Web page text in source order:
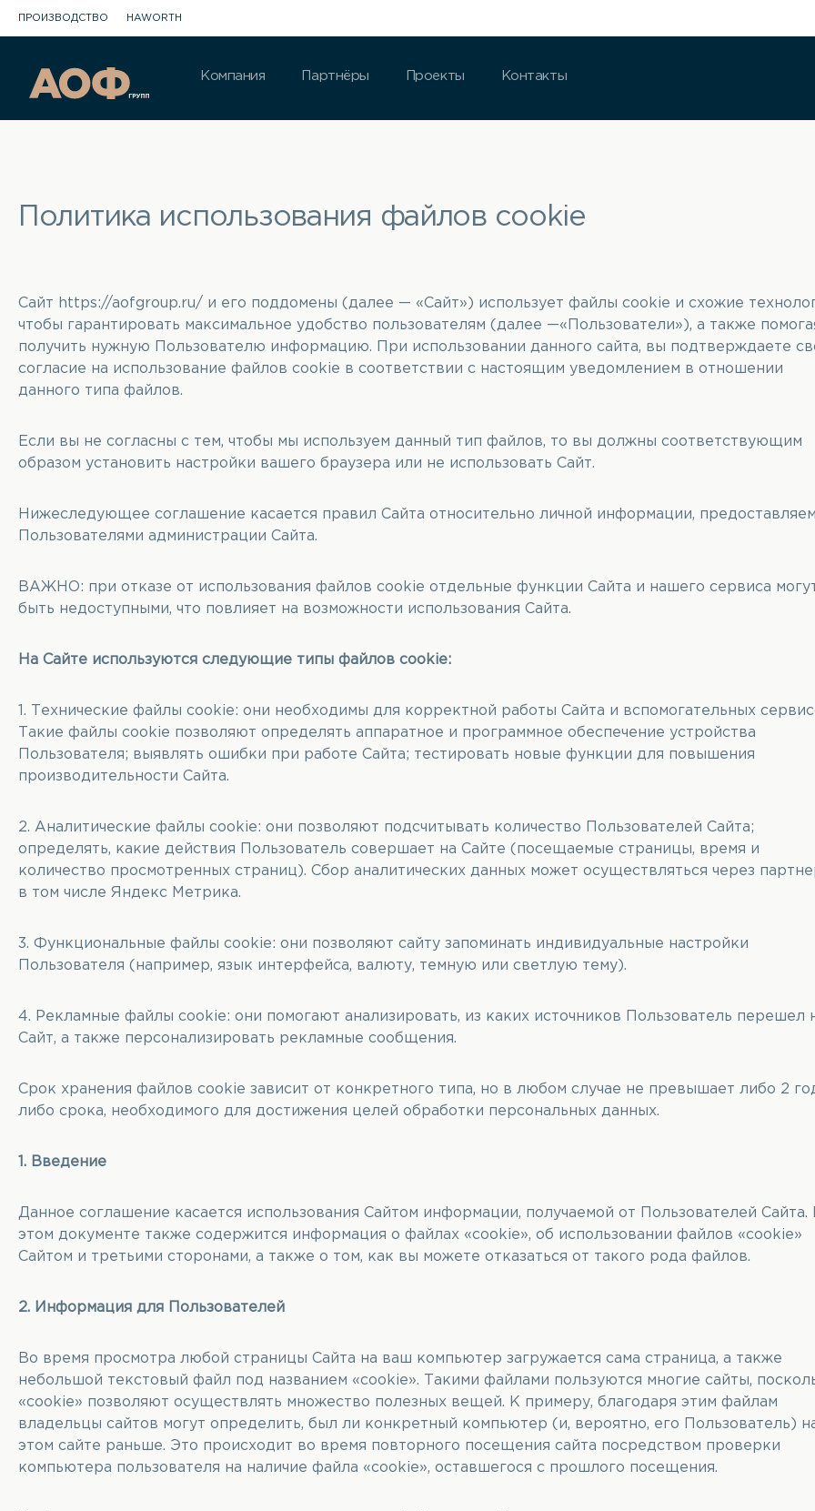
ПРОИЗВОДСТВО HAWORTH
Компания Партнёры Проекты Контакты
Политика использования файлов cookie
Сайт https://aofgroup.ru/ и его поддомены (далее — «Сайт») использует файлы cookie и схожие
чтобы гарантировать максимальное удобство пользователям (далее —«Пользователи»), а также
получить нужную Пользователю информацию. При использовании данного сайта, вы подтверждаете
согласие на использование файлов cookie в соответствии с настоящим уведомлением в отношении
данного типа файлов.
Если вы не согласны с тем, чтобы мы используем данный тип файлов, то вы должны соответствующим
образом установить настройки вашего браузера или не использовать Сайт.
Нижеследующее соглашение касается правил Сайта относительно личной информации,
Пользователями администрации Сайта.
ВАЖНО: при отказе от использования файлов cookie отдельные функции Сайта и нашего сервиса
быть недоступными, что повлияет на возможности использования Сайта.
На Сайте используются следующие типы файлов cookie:
1. Технические файлы cookie: они необходимы для корректной работы Сайта и вспомогательных
Такие файлы cookie позволяют определять аппаратное и программное обеспечение устройства
Пользователя; выявлять ошибки при работе Сайта; тестировать новые функции для повышения
производительности Сайта.
2. Аналитические файлы cookie: они позволяют подсчитывать количество Пользователей Сайта;
определять, какие действия Пользователь совершает на Сайте (посещаемые страницы, время и
количество просмотренных страниц). Сбор аналитических данных может осуществляться через
в том числе Яндекс Метрика.
3. Функциональные файлы cookie: они позволяют сайту запоминать индивидуальные настройки
Пользователя (например, язык интерфейса, валюту, темную или светлую тему).
4. Рекламные файлы cookie: они помогают анализировать, из каких источников Пользователь перешел
Сайт, а также персонализировать рекламные сообщения.
Срок хранения файлов cookie зависит от конкретного типа, но в любом случае не превышает либо 2
либо срока, необходимого для достижения целей обработки персональных данных.
1. Введение
Данное соглашение касается использования Сайтом информации, получаемой от Пользователей Сайта.
этом документе также содержится информация о файлах «cookie», об использовании файлов «cookie»
Сайтом и третьими сторонами, а также о том, как вы можете отказаться от такого рода файлов.
2. Информация для Пользователей
Во время просмотра любой страницы Сайта на ваш компьютер загружается сама страница, а также
небольшой текстовый файл под названием «cookie». Такими файлами пользуются многие сайты,
«cookie» позволяют осуществлять множество полезных вещей. К примеру, благодаря этим файлам
владельцы сайтов могут определить, был ли конкретный компьютер (и, вероятно, его Пользователь)
этом сайте раньше. Это происходит во время повторного посещения сайта посредством проверки
компьютера пользователя на наличие файла «cookie», оставшегося с прошлого посещения.